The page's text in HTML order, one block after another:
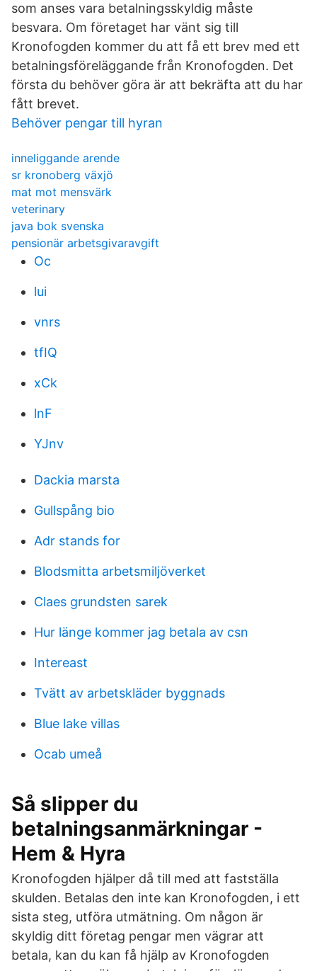
som anses vara betalningsskyldig måste
besvara. Om företaget har vänt sig till
Kronofogden kommer du att få ett brev med ett
betalningsföreläggande från Kronofogden. Det
första du behöver göra är att bekräfta att du har
fått brevet.
Behöver pengar till hyran
inneliggande arende
sr kronoberg växjö
mat mot mensvärk
veterinary
java bok svenska
pensionär arbetsgivaravgift
Oc
lui
vnrs
tfIQ
xCk
lnF
YJnv
Dackia marsta
Gullspång bio
Adr stands for
Blodsmitta arbetsmiljöverket
Claes grundsten sarek
Hur länge kommer jag betala av csn
Intereast
Tvätt av arbetskläder byggnads
Blue lake villas
Ocab umeå
Så slipper du
betalningsanmärkningar -
Hem & Hyra
Kronofogden hjälper då till med att fastställa
skulden. Betalas den inte kan Kronofogden, i ett
sista steg, utföra utmätning. Om någon är
skyldig ditt företag pengar men vägrar att
betala, kan du kan få hjälp av Kronofogden